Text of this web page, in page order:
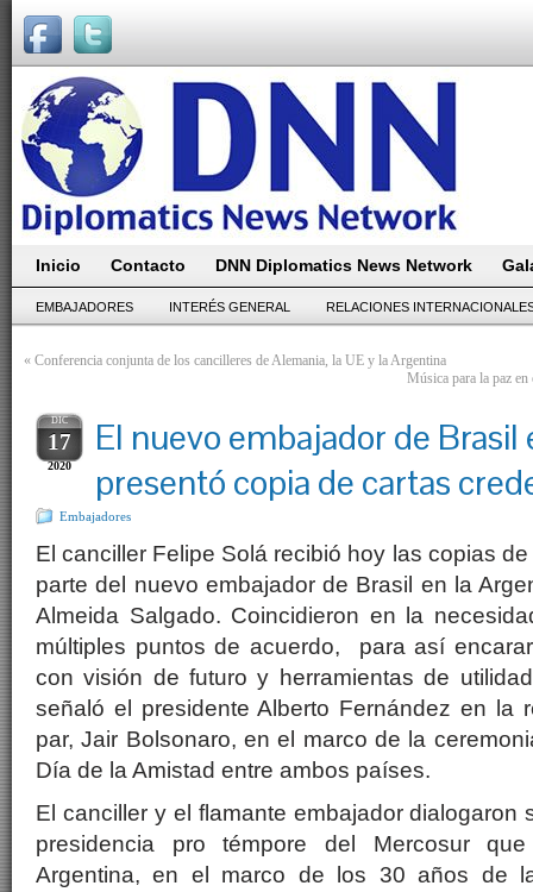
Inicio Contacto DNN Diplomatics News Network
EMBAJADORES INTERÉS GENERAL RELACIONES
« Conferencia conjunta de los cancilleres de Alemania, la UE y la Argentina
Música para la paz
DIC
17
2020
El nuevo embajador de
presentó copia de cartas
Embajadores
El canciller Felipe Solá recibió hoy las copias
parte del nuevo embajador de Brasil en la
Almeida Salgado. Coincidieron en la
múltiples puntos de acuerdo, para así
con visión de futuro y herramientas de
señaló el presidente Alberto Fernández en la
par, Jair Bolsonaro, en el marco de la
Día de la Amistad entre ambos países.
El canciller y el flamante embajador dialogaron
presidencia pro témpore del Mercosur
Argentina, en el marco de los 30 años de